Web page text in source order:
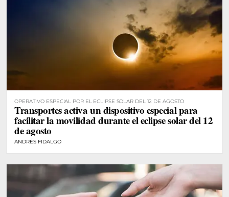
OPERATIVO ESPECIAL POR EL ECLIPSE SOLAR DEL 12 DE AGOSTO
Transportes activa un dispositivo especial para
facilitar la movilidad durante el eclipse solar del 12
de agosto
ANDRÉS FIDALGO